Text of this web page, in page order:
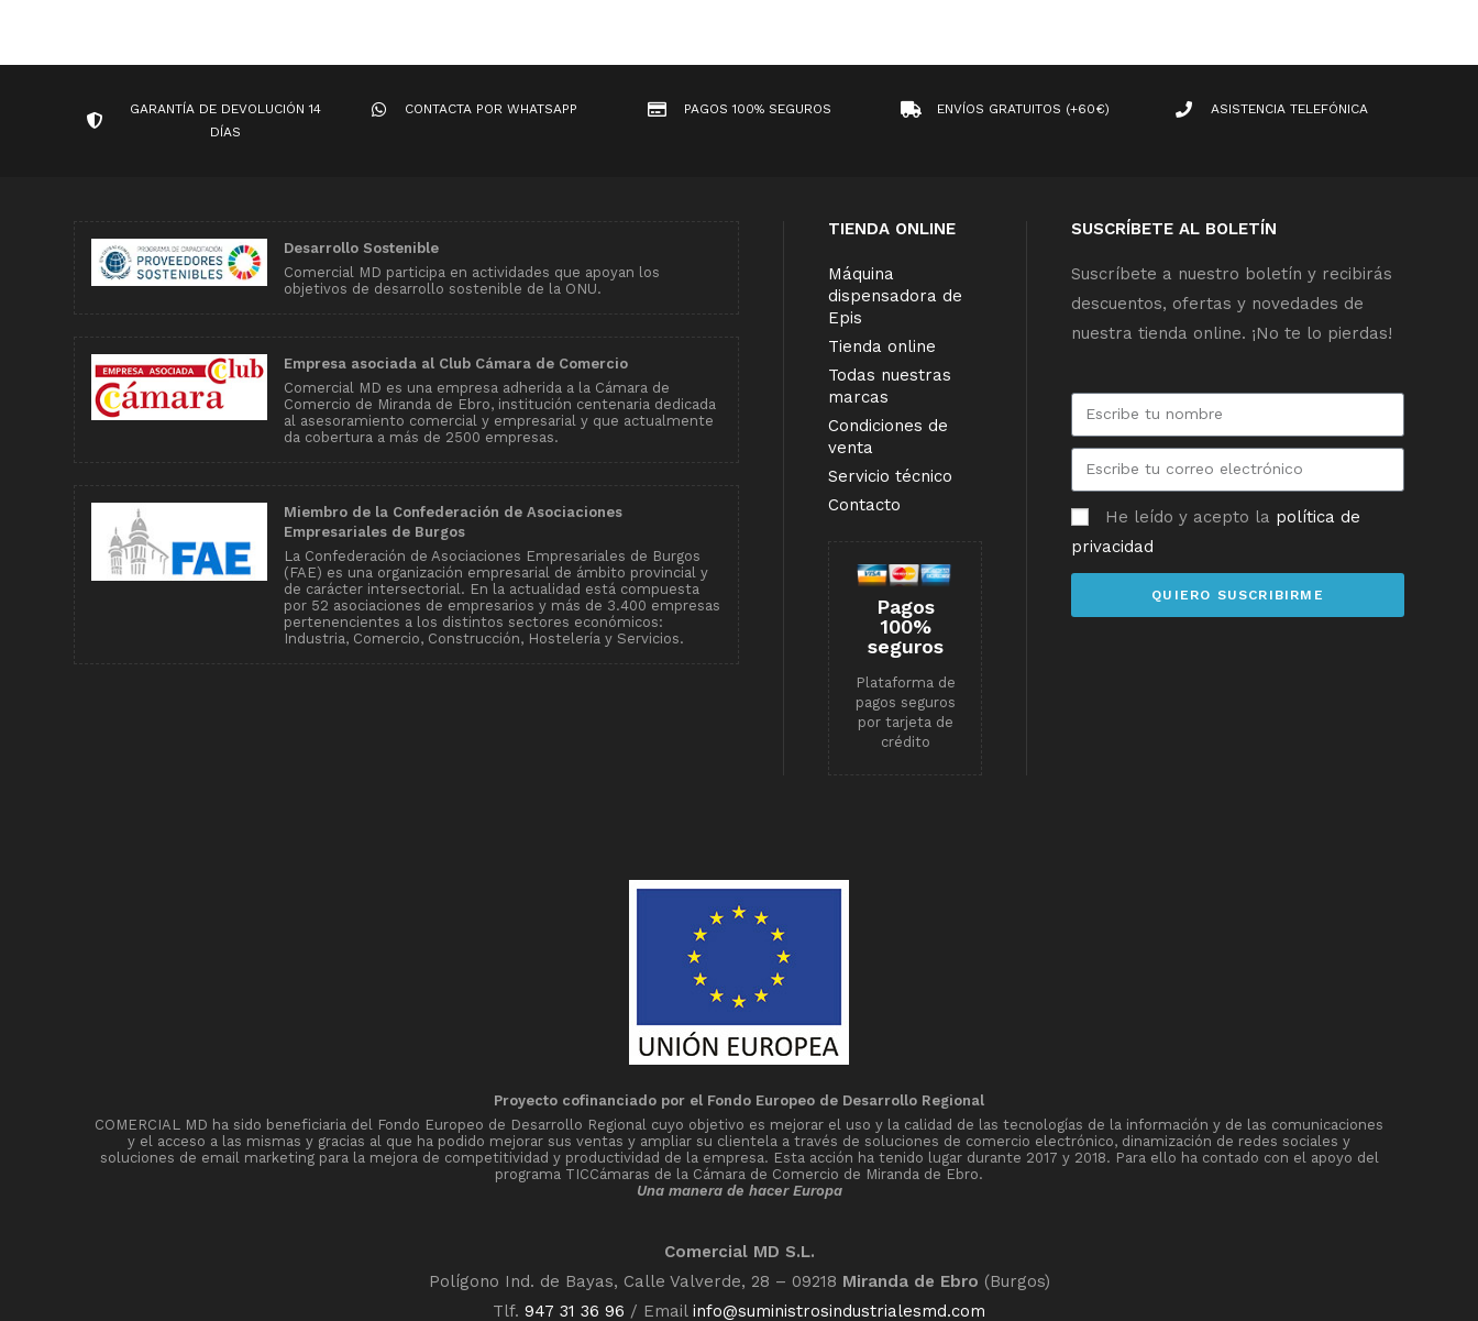
GARANTÍA DE DEVOLUCIÓN 14
DÍAS
CONTACTA POR WHATSAPP PAGOS 100% SEGUROS ENVÍOS GRATUITOS (+60€) ASISTENCIA TELEFÓNICA
Desarrollo Sostenible
Comercial MD participa en actividades que apoyan los
objetivos de desarrollo sostenible de la ONU.
Empresa asociada al Club Cámara de Comercio
Comercial MD es una empresa adherida a la Cámara de
Comercio de Miranda de Ebro, institución centenaria dedicada
al asesoramiento comercial y empresarial y que actualmente
da cobertura a más de 2500 empresas.
Miembro de la Confederación de Asociaciones
Empresariales de Burgos
La Confederación de Asociaciones Empresariales de Burgos
(FAE) es una organización empresarial de ámbito provincial y
de carácter intersectorial. En la actualidad está compuesta
por 52 asociaciones de empresarios y más de 3.400 empresas
pertenencientes a los distintos sectores económicos:
Industria, Comercio, Construcción, Hostelería y Servicios.
TIENDA ONLINE
Máquina
dispensadora de
Epis
Tienda online
Todas nuestras
marcas
Condiciones de
venta
Servicio técnico
Contacto
Pagos
100%
seguros
Plataforma de
pagos seguros
por tarjeta de
crédito
SUSCRÍBETE AL BOLETÍN
Suscríbete a nuestro boletín y recibirás
descuentos, ofertas y novedades de
nuestra tienda online. ¡No te lo pierdas!
He leído y acepto la política de
privacidad
QUIERO SUSCRIBIRME
Proyecto cofinanciado por el Fondo Europeo de Desarrollo Regional
COMERCIAL MD ha sido beneficiaria del Fondo Europeo de Desarrollo Regional cuyo objetivo es mejorar el uso y la calidad de las tecnologías de la información y de las comunicaciones
y el acceso a las mismas y gracias al que ha podido mejorar sus ventas y ampliar su clientela a través de soluciones de comercio electrónico, dinamización de redes sociales y
soluciones de email marketing para la mejora de competitividad y productividad de la empresa. Esta acción ha tenido lugar durante 2017 y 2018. Para ello ha contado con el apoyo del
programa TICCámaras de la Cámara de Comercio de Miranda de Ebro.
Una manera de hacer Europa
Comercial MD S.L.
Polígono Ind. de Bayas, Calle Valverde, 28 – 09218 Miranda de Ebro (Burgos)
Tlf. 947 31 36 96 / Email info@suministrosindustrialesmd.com